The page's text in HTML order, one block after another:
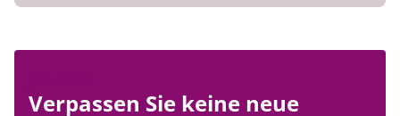
Verpassen Sie keine neue